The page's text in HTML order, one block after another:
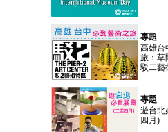
專題
高雄台
旅：草
駁二藝
專題
遊台北
四月)